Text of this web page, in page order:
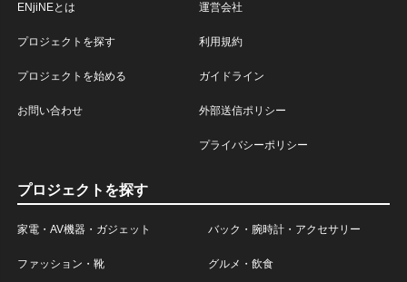
ENjiNEとは
プロジェクトを探す
プロジェクトを始める
お問い合わせ
運営会社
利用規約
ガイドライン
外部送信ポリシー
プライバシーポリシー
プロジェクトを探す
家電・AV機器・ガジェット バック・腕時計・アクセサリー
ファッション・靴 グルメ・飲食